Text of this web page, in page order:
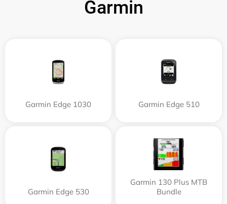
Garmin
Garmin Edge 1030 Garmin Edge 510
Garmin Edge 530
Garmin 130 Plus MTB
Bundle